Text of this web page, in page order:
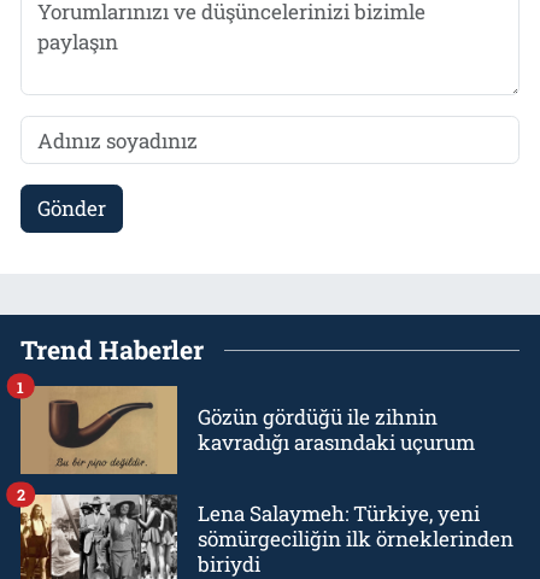
Gönder
Trend Haberler
Gözün gördüğü ile zihnin
kavradığı arasındaki uçurum
1
Lena Salaymeh: Türkiye, yeni
sömürgeciliğin ilk örneklerinden
biriydi
2